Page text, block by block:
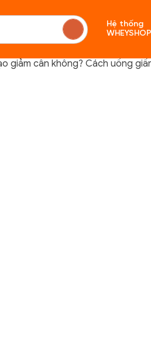
Hệ thống
WHEYSHOP
giảm cân không? Cách uống